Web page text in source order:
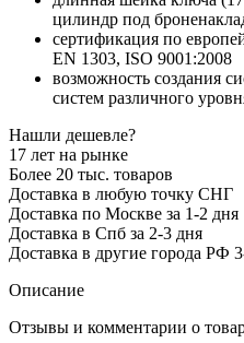
цилиндр под
сертификация по
EN 1303, ISO 9001:2008
возможность создания
систем различного
Нашли дешевле?
17 лет на рынке
Более 20 тыс. товаров
Доставка в любую точку СНГ
Доставка по Москве за 1-2 дня
Доставка в Спб за 2-3 дня
Доставка в другие города РФ
Описание
Отзывы и комментарии о